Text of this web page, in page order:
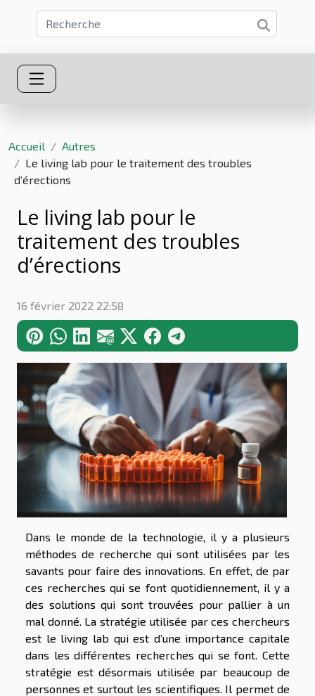
Accueil
Autres
Le living lab pour le traitement des troubles
d’érections
Le living lab pour le
traitement des troubles
d’érections
16 février 2022 22:58
Dans le monde de la technologie, il y a plusieurs
méthodes de recherche qui sont utilisées par les
savants pour faire des innovations. En effet, de par
ces recherches qui se font quotidiennement, il y a
des solutions qui sont trouvées pour pallier à un
mal donné. La stratégie utilisée par ces chercheurs
est le living lab qui est d’une importance capitale
dans les différentes recherches qui se font. Cette
stratégie est désormais utilisée par beaucoup de
personnes et surtout les scientifiques. Il permet de